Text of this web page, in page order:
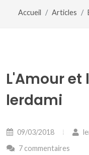
Accueil Articles
L'Amour et
lerdami
09/03/2018
7 commentaires